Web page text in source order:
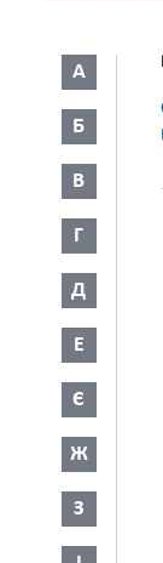
А
Б
В
Г
Д
Е
Є
Ж
З